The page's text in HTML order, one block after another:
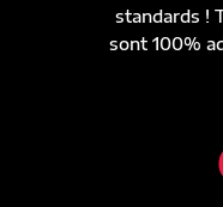
standards !
sont 100%